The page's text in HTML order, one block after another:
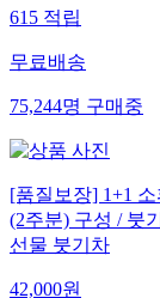
615적립
무료배송
75,244명구매중
[품질보장] 1+1
(2주분) 구성 / 붓
선물 붓기차
42,000원